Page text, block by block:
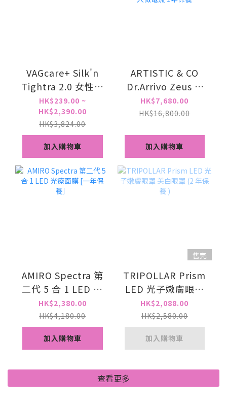
VAGcare+ Silk'n
Tightra 2.0 女性的
私密處儀器 專用凝
膠
HK$239.00 ~
HK$2,390.00
HK$3,824.00
加入購物車
ARTISTIC & CO
Dr.Arrivo Zeus Ⅲ
宙斯第3代 射頻美容
儀 提拉緊緻 家用導
HK$7,680.00
HK$16,800.00
加入購物車
AMIRO Spectra 第
二代 5 合 1 LED 光
療面膜 [一年保養］
HK$2,380.00
HK$4,180.00
加入購物車
售完
TRIPOLLAR Prism
LED 光子嫩膚眼罩
美白眼罩 (2 年保養
)
HK$2,088.00
HK$2,580.00
加入購物車
查看更多